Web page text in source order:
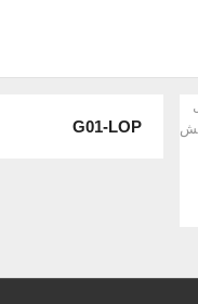
G01-LOP